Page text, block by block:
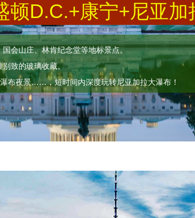
顿D.C.+康宁+尼亚加
会山庄、林肯纪念堂等地标景点。
别致的玻璃收藏。
瀑布夜景……，短时间内深度玩转尼亚加拉大瀑布！